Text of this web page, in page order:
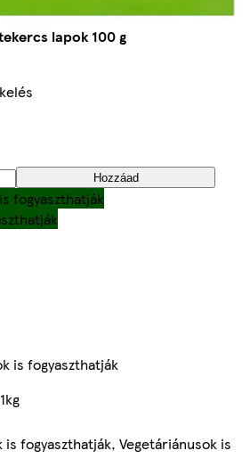
lapok 100 g
Hozzáad
fogyaszthatják
is fogyaszthatják
fogyaszthatják, Vegetáriánusok is